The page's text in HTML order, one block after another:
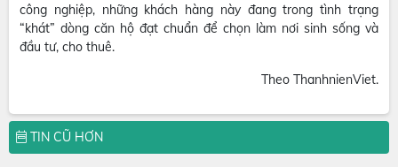
công nghiệp, những khách hàng này đang trong tình trạng
“khát” dòng căn hộ đạt chuẩn để chọn làm nơi sinh sống và
đầu tư, cho thuê.
Theo ThanhnienViet.
TIN CŨ HƠN